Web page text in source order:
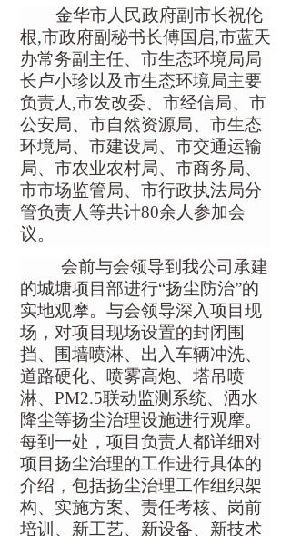
金华市人民政府副市长祝伦
根,市政府副秘书长傅国启,市蓝天
办常务副主任、 市生态环境局局
长卢小珍以及市生态环境局主要
负责人 ,市发改委、市经信局、市
公安局、市自然资源局、市生态
环境局、市建设局、市交通运输
局、市农业农村局、市商务局、
市市场监管局、市行政执法局分
管负责人等共计80余人参加会
议。
会前与会领导到我公司 承建
的城塘项目部进行“扬尘防治”的
实地观摩。 与会领导深入项目 现
场 ， 对项目 现场设置的封闭围
挡、围墙喷淋、出入车辆冲洗、
道路硬化、喷雾高炮、塔吊喷
淋、 PM2.5联动监测系统、洒水
降尘等扬尘治理设施进行观摩。
每到一处，项目负责人都详细对
项目扬尘治理的工作进行具体的
介绍，包括扬尘治理工作组织架
构、实施方案、责任考核、岗前
培训、新工艺、新设备、新技术